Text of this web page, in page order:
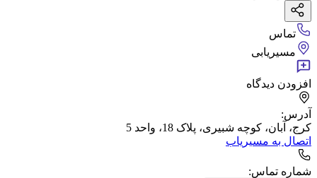
تماس
مسیریابی
افزودن دیدگاه
آدرس:
کرج، آبان، کوچه شبیری، پلاک 18، واحد 5
اتصال به مسیریاب
شماره تماس: